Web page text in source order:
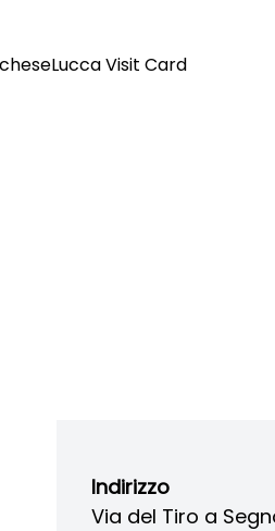
Lucca Visit Card
Indirizzo
Via del Tiro a